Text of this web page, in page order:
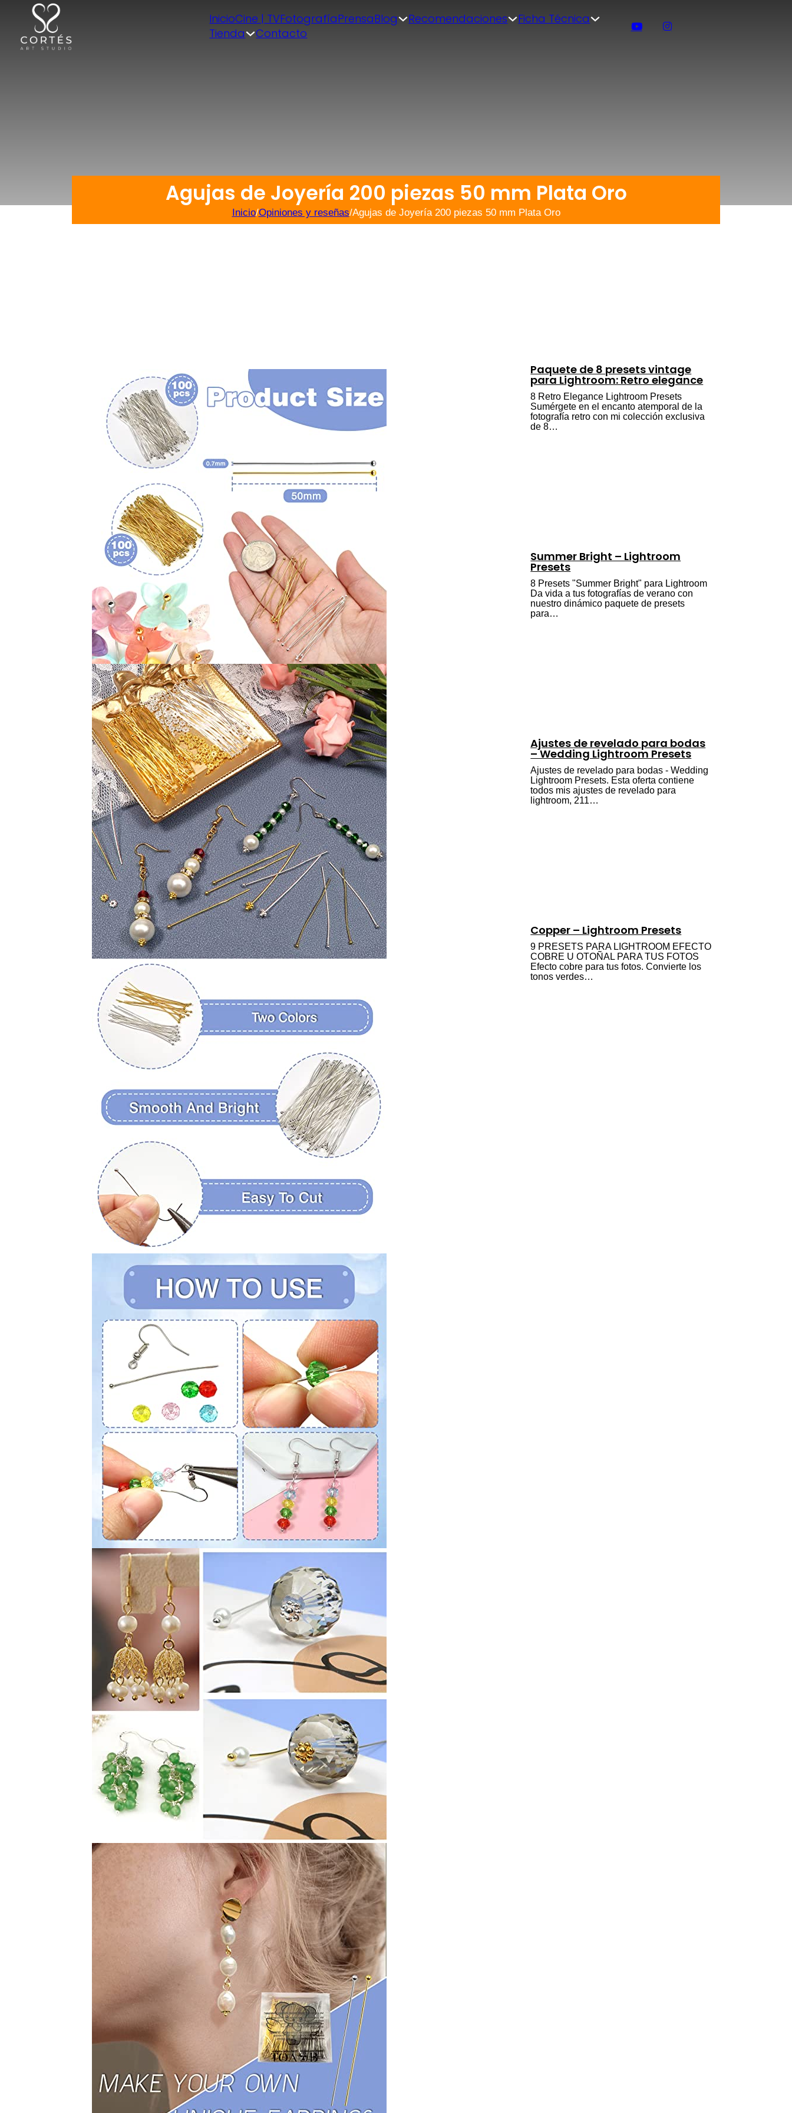
InicioCine | TVFotografíaPrensaBlog Recomendaciones
Ficha Técnica
Tienda
Contacto
Agujas de Joyería 200 piezas 50 mm Plata Oro
Inicio/Opiniones y reseñas/Agujas de Joyería 200 piezas 50 mm Plata Oro
Paquete de 8 presets vintage
para Lightroom: Retro elegance
8 Retro Elegance Lightroom Presets
Sumérgete en el encanto atemporal de la
fotografía retro con mi colección exclusiva
de 8…
Summer Bright – Lightroom
Presets
8 Presets "Summer Bright" para Lightroom
Da vida a tus fotografías de verano con
nuestro dinámico paquete de presets
para…
Ajustes de revelado para bodas
– Wedding Lightroom Presets
Ajustes de revelado para bodas - Wedding
Lightroom Presets. Esta oferta contiene
todos mis ajustes de revelado para
lightroom, 211…
Copper – Lightroom Presets
9 PRESETS PARA LIGHTROOM EFECTO
COBRE U OTOÑAL PARA TUS FOTOS
Efecto cobre para tus fotos. Convierte los
tonos verdes…